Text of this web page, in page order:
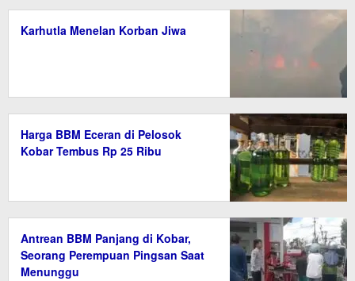
Karhutla Menelan Korban Jiwa
Harga BBM Eceran di Pelosok
Kobar Tembus Rp 25 Ribu
Antrean BBM Panjang di Kobar,
Seorang Perempuan Pingsan Saat
Menunggu